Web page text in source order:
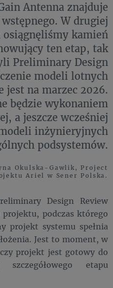
Antenna znajduje
W drugiej
osiągnęliśmy kamień
ten etap, tak
Preliminary Design
modeli lotnych
jest na marzec 2026.
będzie wykonaniem
a jeszcze wcześniej
inżynieryjnych
podsystemów.
Okulska-Gawlik, Project
Ariel w Sener Polska.
Design Review
podczas którego
projekt systemu spełnia
Jest to moment, w
projekt jest gotowy do
etapu